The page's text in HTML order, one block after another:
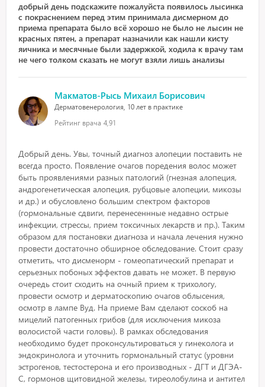
добрый день подскажите пожалуйста появилось лысинка
с покраснением перед этим принимала дисмерном до
приема препарата было всё хорошо не было не лысин не
красных пятен, а препарат назначили как нашли кисту
яичника и месячные были задержкой, ходила к врачу там
не чего толком сказать не могут взяли лишь анализы
Макматов-Рысь Михаил Борисович
Дерматовенерология, 10 лет в практике
Рейтинг врача 4,91
Добрый день. Увы, точный диагноз алопеции поставить не
всегда просто. Появление очагов поредения волос может
быть проявлениями разных патологий (гнезная алопеция,
андрогенетическая алопеция, рубцовые алопеции, микозы
и др.) и обусловлено большим спектром факторов
(гормональные сдвиги, перенесеннные недавно острые
инфекции, стрессы, прием токсичных лекарств и пр.). Таким
образом для постановки диагноза и начала лечения нужно
провести достаточно обширное обследование. Стоит сразу
отметить, что дисменорм - гомеопатический препарат и
серьезных побоных эффектов давать не может. В первую
очередь стоит сходить на очный прием к трихологу,
провести осмотр и дерматоскопию очагов облысения,
осмотр в лампе Вуд. На приеме Вам сделают соскоб на
мицелий патогенных грибов (для исключения микоза
волосистой части головы). В рамках обследования
необходимо будет проконсультироваться у гинеколога и
эндокринолога и уточнить гормональный статус (уровни
эстрогенов, тестостерона и его производных - ДГТ и ДГЭА-
С, гормонов щитовидной железы, тиреолобулина и антител